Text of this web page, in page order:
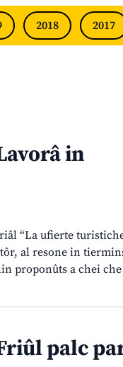
2018 2017
in
“La ufierte
al resone in
proponûts a chei
palc